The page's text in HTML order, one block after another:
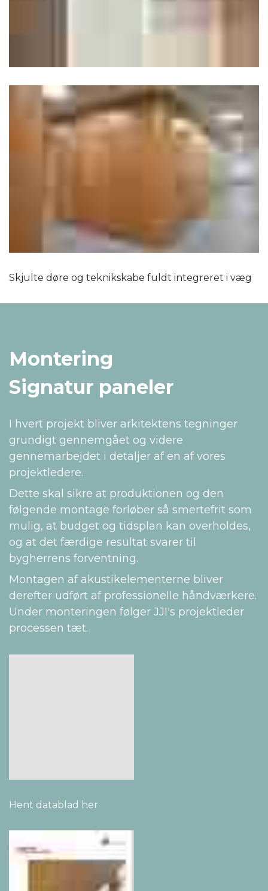
Skjulte døre og teknikskabe fuldt integreret i væg
Montering
Signatur paneler
I hvert projekt bliver arkitektens tegninger
grundigt gennemgået og videre
gennemarbejdet i detaljer af en af vores
projektledere.
Dette skal sikre at produktionen og den
følgende montage forløber så smertefrit som
mulig, at budget og tidsplan kan overholdes,
og at det færdige resultat svarer til
bygherrens forventning.
Montagen af akustikelementerne bliver
derefter udført af professionelle håndværkere.
Under monteringen følger JJI's projektleder
processen tæt.
Hent datablad her